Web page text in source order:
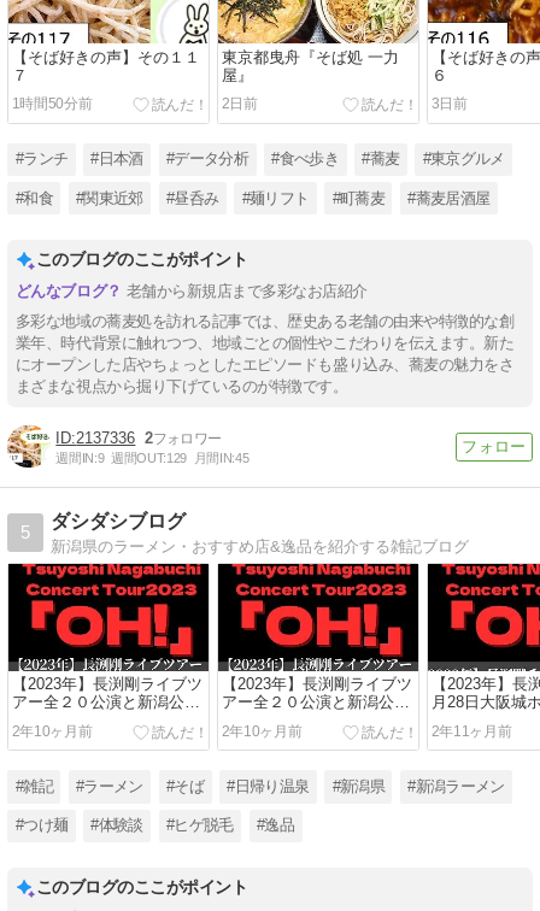
【そば好きの声】その１１
７
1時間50分前
東京都曳舟『そば処 一力
屋』
2日前
【そば好きの
６
3日前
#ランチ #日本酒 #データ分析 #食べ歩き #蕎麦 #東京グルメ
#和食 #関東近郊 #昼呑み #麺リフト #町蕎麦 #蕎麦居酒屋
このブログのここがポイント
老舗から新規店まで多彩なお店紹介
多彩な地域の蕎麦処を訪れる記事では、歴史ある老舗の由来や特徴的な創
業年、時代背景に触れつつ、地域ごとの個性やこだわりを伝えます。新た
にオープンした店やちょっとしたエピソードも盛り込み、蕎麦の魅力をさ
まざまな視点から掘り下げているのが特徴です。
2137336 2
週間IN:9 週間OUT:129 月間IN:45
5
ダシダシブログ
新潟県のラーメン・おすすめ店&逸品を紹介する雑記ブログ
【2023年】長渕剛ライブツ
アー全２０公演と新潟公演
のセットリストを比較
2年10ヶ月前
【2023年】長渕剛ライブツ
アー全２０公演と新潟公演
のセットリストを比較
2年10ヶ月前
【2023年】長
月28日大阪城
セットリスト
2年11ヶ月前
#雑記 #ラーメン #そば #日帰り温泉 #新潟県 #新潟ラーメン
#つけ麺 #体験談 #ヒゲ脱毛 #逸品
このブログのここがポイント